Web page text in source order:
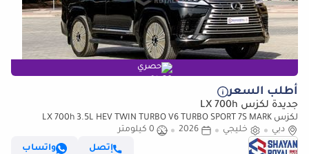
حصري
أطلب السعر
جديدة لكزس LX 700h
لكزس LX 700h 3.5L HEV TWIN TURBO V6 TURBO SPORT 7S MARK
LEVINSON | AUTO PARKING, 2026MY
دبي خليجي 2026
0 كيلومتر
إتصل
واتساب